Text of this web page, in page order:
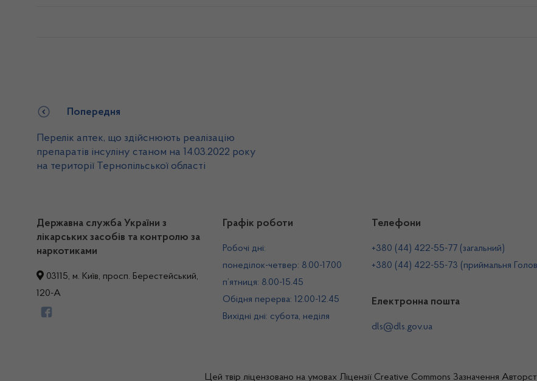
Попередня
Перелік аптек, що здійснюють реалізацію
препаратів інсуліну станом на 14.03.2022 року
на території Тернопільської області
Державна служба України з
лікарських засобів та контролю за
наркотиками
03115, м. Київ, просп. Берестейський,
120-А
Графік роботи
Робочі дні:
понеділок-четвер: 8.00-17.00
п’ятниця: 8.00-15.45
Обідня перерва: 12.00-12.45
Вихідні дні: субота, неділя
Телефони
+380 (44) 422-55-77 (загальний)
+380 (44) 422-55-73 (приймальня
Електронна пошта
dls@dls.gov.ua
Цей твір ліцензовано на умовах Ліцензії Creative Commons Зазначення